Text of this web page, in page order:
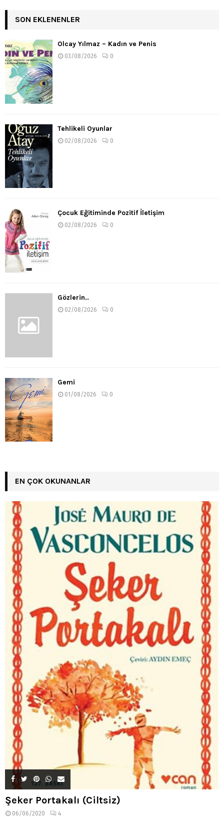
SON EKLENENLER
Olcay Yılmaz – Kadın ve Penis
03/08/2026 0
Tehlikeli Oyunlar
02/08/2026 0
Çocuk Eğitiminde Pozitif İletişim
02/08/2026 0
Gözlerin..
02/08/2026 0
Gemi
01/08/2026 0
EN ÇOK OKUNANLAR
Şeker Portakalı (Ciltsiz)
06/06/2020 4